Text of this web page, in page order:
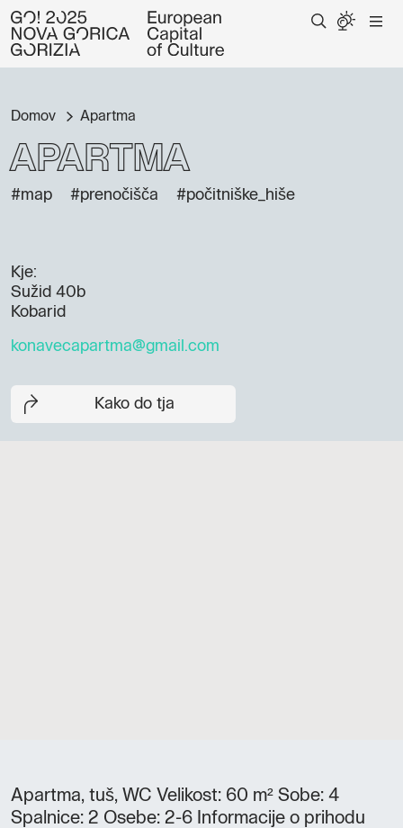
Domov Apartma
Apartma
#map #prenočišča #počitniške_hiše
Kje:
Sužid 40b
Kobarid
konavecapartma@gmail.com
Kako do tja
Apartma, tuš, WC Velikost: 60 m² Sobe: 4
Spalnice: 2 Osebe: 2-6 Informacije o prihodu